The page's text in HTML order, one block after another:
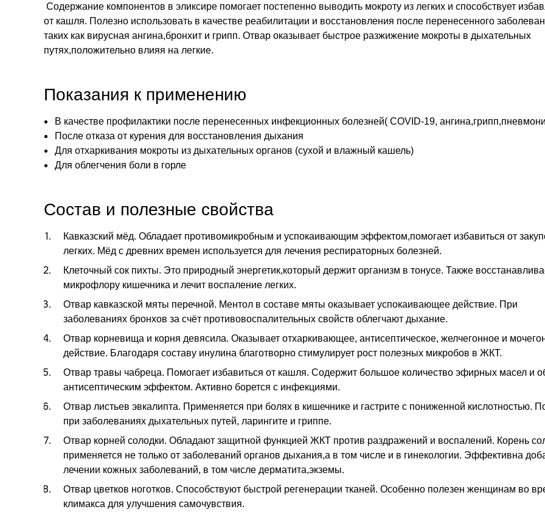
Содержание компонентов в эликсире помогает постепенно выводить мокроту из легких и способствует
от кашля. Полезно использовать в качестве реабилитации и восстановления после перенесенного
таких как вирусная ангина,бронхит и грипп. Отвар оказывает быстрое разжижение мокроты в дыхательных
путях,положительно влияя на легкие.
Показания к применению
В качестве профилактики после перенесенных инфекционных болезней( COVID-19,
После отказа от курения для восстановления дыхания
Для отхаркивания мокроты из дыхательных органов (сухой и влажный кашель)
Для облегчения боли в горле
Состав и полезные свойства
Кавказский мёд. Обладает противомикробным и успокаивающим эффектом,помогает избавиться от
легких. Мёд с древних времен используется для лечения респираторных болезней.
Клеточный сок пихты. Это природный энергетик,который держит организм в тонусе. Также
микрофлору кишечника и лечит воспаление легких.
Отвар кавказской мяты перечной. Ментол в составе мяты оказывает успокаивающее действие. При
заболеваниях бронхов за счёт противовоспалительных свойств облегчают дыхание.
Отвар корневища и корня девясила. Оказывает отхаркивающее, антисептическое, желчегонное и
действие. Благодаря составу инулина благотворно стимулирует рост полезных микробов в ЖКТ.
Отвар травы чабреца. Помогает избавиться от кашля. Содержит большое количество эфирных масел и
антисептическим эффектом. Активно борется с инфекциями.
Отвар листьев эвкалипта. Применяется при болях в кишечнике и гастрите с пониженной кислотностью.
при заболеваниях дыхательных путей, ларингите и гриппе.
Отвар корней солодки. Обладают защитной функцией ЖКТ против раздражений и воспалений. Корень
применяется не только от заболеваний органов дыхания,а в том числе и в гинекологии. Эффективна
лечении кожных заболеваний, в том числе дерматита,экземы.
Отвар цветков ноготков. Способствуют быстрой регенерации тканей. Особенно полезен женщинам во
климакса для улучшения самочувствия.